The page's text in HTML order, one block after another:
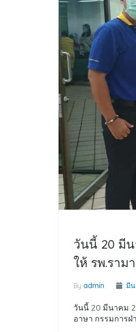
วันนี้ 20 มี
ให้ รพ.ราม
By admin มีน
วันนี้ 20 มีนาคม
อาษา กรรมการฝ่